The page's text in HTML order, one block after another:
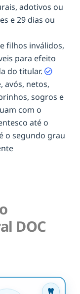
adotivos ou
e 29 dias ou
filhos inválidos,
para efeito
do titular.
avós, netos,
sogros e
com o
até o
o segundo grau
DOC